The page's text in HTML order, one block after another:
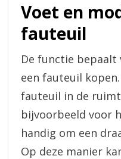
Voet en
fauteuil
De functie bepaalt
een fauteuil
fauteuil in de
bijvoorbeeld voor
handig om een
Op deze manier